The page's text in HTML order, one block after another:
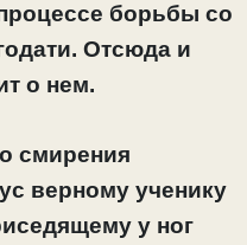
борьбы со
Отсюда и
о нем.
смирения
верному ученику
у ног